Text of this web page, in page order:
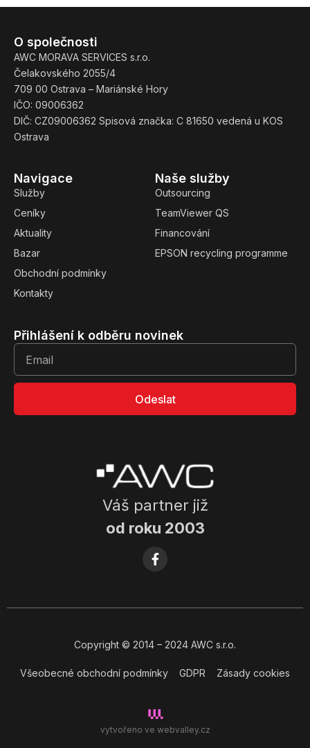
Váš partner již
od roku 2003
Naše služby
Outsourcing
TeamViewer QS
Financování
EPSON recycling programme
Navigace
Služby
Ceníky
Aktuality
Bazar
Obchodní podmínky
Kontakty
O společnosti
AWC MORAVA SERVICES s.r.o.
Čelakovského 2055/4
709 00 Ostrava – Mariánské Hory
IČO: 09006362
DIČ: CZ09006362 Spisová značka: C 81650 vedená u KOS
Ostrava
Přihlášení k odběru novinek
Odeslat
Copyright © 2014 – 2024 AWC s.r.o.
Všeobecné obchodní podmínky GDPR Zásady cookies
vytvořeno ve webvalley.cz